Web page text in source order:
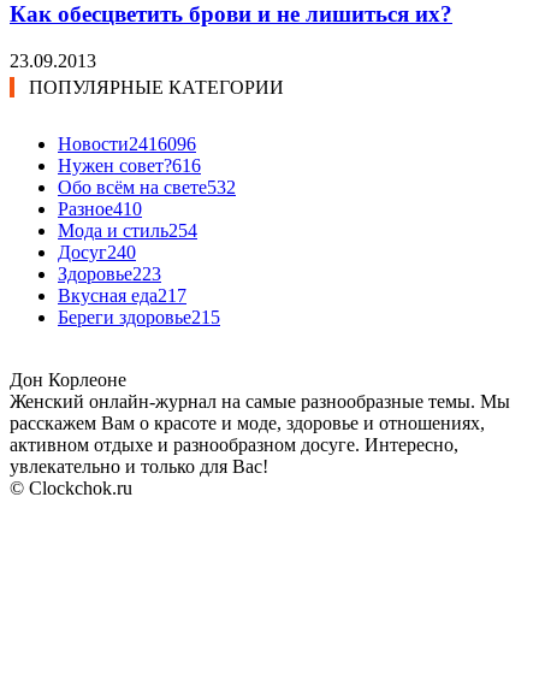
Как обесцветить брови и не лишиться их?
23.09.2013
ПОПУЛЯРНЫЕ КАТЕГОРИИ
Новости2416096
Нужен совет?616
Обо всём на свете532
Разное410
Мода и стиль254
Досуг240
Здоровье223
Вкусная еда217
Береги здоровье215
Дон Корлеоне
Женский онлайн-журнал на самые разнообразные темы. Мы
расскажем Вам о красоте и моде, здоровье и отношениях,
активном отдыхе и разнообразном досуге. Интересно,
увлекательно и только для Вас!
© Clockchok.ru